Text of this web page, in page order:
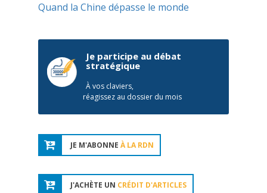
Quand la Chine dépasse le monde
Je participe au débat
stratégique
À vos claviers,
réagissez au dossier du mois
JE M'ABONNE À LA RDN
J'ACHÈTE UN CRÉDIT D'ARTICLES